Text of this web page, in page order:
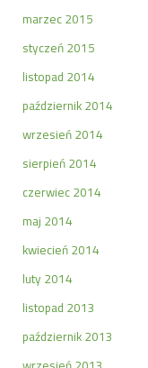
marzec 2015
styczeń 2015
listopad 2014
październik 2014
wrzesień 2014
sierpień 2014
czerwiec 2014
maj 2014
kwiecień 2014
luty 2014
listopad 2013
październik 2013